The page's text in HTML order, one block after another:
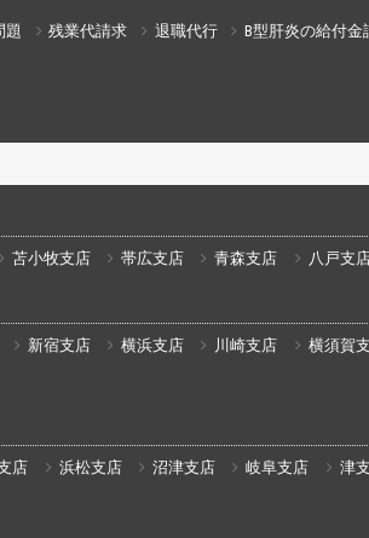
題 残業代請求 退職代行 B型肝炎の給付金
苫小牧支店 帯広支店 青森支店 八戸支
新宿支店 横浜支店 川崎支店 横須賀
店 浜松支店 沼津支店 岐阜支店 津